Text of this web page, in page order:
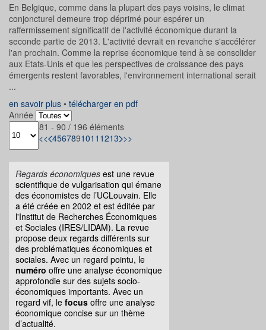
En Belgique, comme dans la plupart des pays voisins, le climat
conjoncturel demeure trop déprimé pour espérer un
raffermissement significatif de l'activité économique durant la
seconde partie de 2013. L'activité devrait en revanche s'accélérer
l'an prochain. Comme la reprise économique tend à se consolider
aux Etats-Unis et que les perspectives de croissance des pays
émergents restent favorables, l'environnement international serait
...
en savoir plus • télécharger en pdf
Année
81 - 90 / 196 éléments
<< 4567891011 1213 >>
Regards économiques est une revue
scientifique de vulgarisation qui émane
des économistes de l’UCLouvain. Elle
a été créée en 2002 et est éditée par
l'Institut de Recherches Économiques
et Sociales (IRES/LIDAM). La revue
propose deux regards différents sur
des problématiques économiques et
sociales. Avec un regard pointu, le
numéro offre une analyse économique
approfondie sur des sujets socio-
économiques importants. Avec un
regard vif, le focus offre une analyse
économique concise sur un thème
d’actualité.